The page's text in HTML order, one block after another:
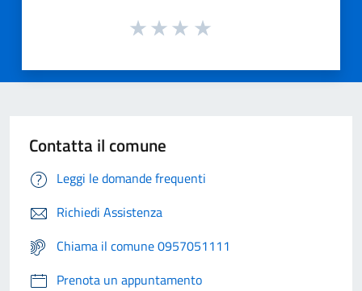
Contatta il comune
Leggi le domande frequenti
Richiedi Assistenza
Chiama il comune 0957051111
Prenota un appuntamento